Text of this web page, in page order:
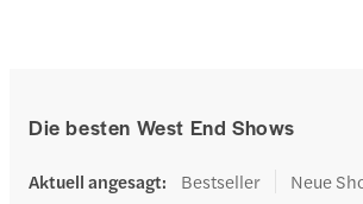
Die besten West End Shows
Aktuell angesagt: Bestseller
Neue